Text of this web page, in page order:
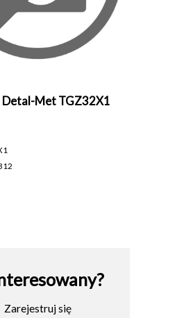
Detal-Met TGZ32X1
Zarejestruj się